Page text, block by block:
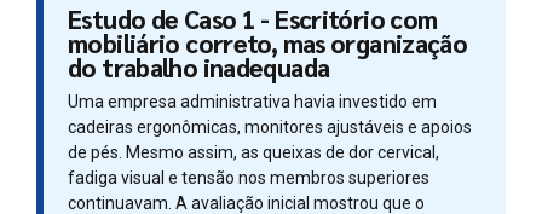
Estudo de Caso 1 - Escritório com
mobiliário correto, mas organização
do trabalho inadequada
Uma empresa administrativa havia investido em
cadeiras ergonômicas, monitores ajustáveis e apoios
de pés. Mesmo assim, as queixas de dor cervical,
fadiga visual e tensão nos membros superiores
continuavam. A avaliação inicial mostrou que o